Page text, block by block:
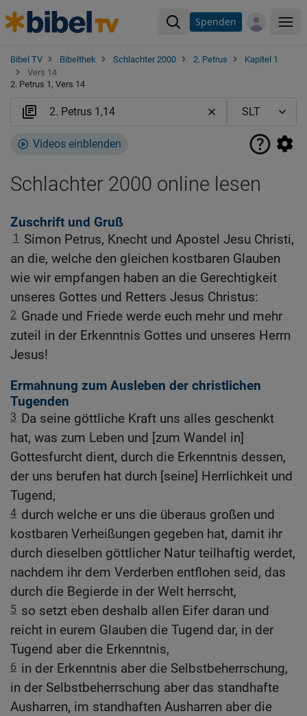
Spenden
Bibel TV Bibelthek Schlachter 2000 2. Petrus
Kapitel 1
Vers 14
2. Petrus 1, Vers 14
Videos einblenden
Schlachter 2000 online lesen
Zuschrift und Gruß
1
Simon Petrus, Knecht und Apostel Jesu Christi,
an die, welche den gleichen kostbaren Glauben
wie wir empfangen haben an die Gerechtigkeit
unseres Gottes und Retters Jesus Christus:
2 Gnade und Friede werde euch mehr und mehr
zuteil in der Erkenntnis Gottes und unseres Herrn
Jesus!
Ermahnung zum Ausleben der christlichen
Tugenden
3 Da seine göttliche Kraft uns alles geschenkt
hat, was zum Leben und [zum Wandel in]
Gottesfurcht dient, durch die Erkenntnis dessen,
der uns berufen hat durch [seine] Herrlichkeit und
Tugend,
4 durch welche er uns die überaus großen und
kostbaren Verheißungen gegeben hat, damit ihr
durch dieselben göttlicher Natur teilhaftig werdet,
nachdem ihr dem Verderben entflohen seid, das
durch die Begierde in der Welt herrscht,
5 so setzt eben deshalb allen Eifer daran und
reicht in eurem Glauben die Tugend dar, in der
Tugend aber die Erkenntnis,
6 in der Erkenntnis aber die Selbstbeherrschung,
in der Selbstbeherrschung aber das standhafte
Ausharren, im standhaften Ausharren aber die